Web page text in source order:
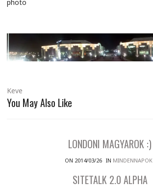
Keve
You May Also Like
LONDONI MAGYAROK :)
ON 2014/03/26 IN MINDENNAPOK
SITETALK 2.0 ALPHA